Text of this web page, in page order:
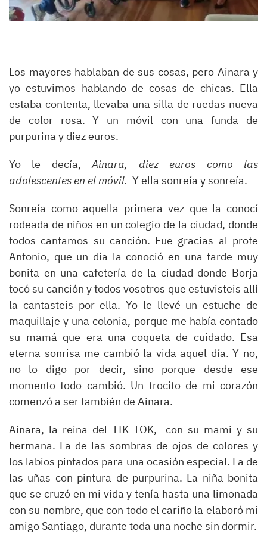
Los mayores hablaban de sus cosas, pero Ainara y
yo estuvimos hablando de cosas de chicas. Ella
estaba contenta, llevaba una silla de ruedas nueva
de color rosa. Y un móvil con una funda de
purpurina y diez euros.
Yo le decía,Ainara, diez euros como las
adolescentes en el móvil. Y ella sonreía y sonreía.
Sonreía como aquella primera vez que la conocí
rodeada de niños en un colegio de la ciudad, donde
todos cantamos su canción. Fue gracias al profe
Antonio, que un día la conoció en una tarde muy
bonita en una cafetería de la ciudad donde Borja
tocó su canción y todos vosotros que estuvisteis allí
la cantasteis por ella. Yo le llevé un estuche de
maquillaje y una colonia, porque me había contado
su mamá que era una coqueta de cuidado. Esa
eterna sonrisa me cambió la vida aquel día. Y no,
no lo digo por decir, sino porque desde ese
momento todo cambió. Un trocito de mi corazón
comenzó a ser también de Ainara.
Ainara, la reina del TIK TOK, con su mami y su
hermana. La de las sombras de ojos de colores y
los labios pintados para una ocasión especial. La de
las uñas con pintura de purpurina. La niña bonita
que se cruzó en mi vida y tenía hasta una limonada
con su nombre, que con todo el cariño la elaboró mi
amigo Santiago, durante toda una noche sin dormir.